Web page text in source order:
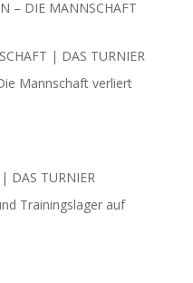
– DIE MANNSCHAFT
| DAS TURNIER
Mannschaft verliert
DAS TURNIER
Trainingslager auf